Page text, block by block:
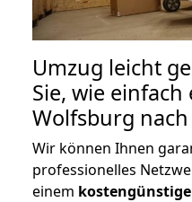
Umzug leicht
Sie, wie
Wolfsburg
Wir können Ihnen
professionelles
einem